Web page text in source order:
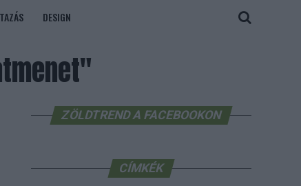
DESIGN
ZÖLDTREND A FACEBOOKON
CÍMKÉK